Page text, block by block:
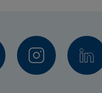
till annan